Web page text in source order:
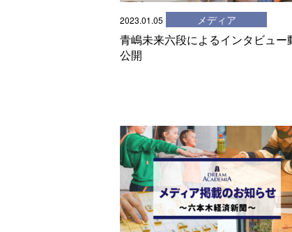
2023.01.05 メディア
青嶋未来六段によるインタビュー
公開